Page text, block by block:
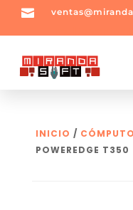

INICIO / CÓMPUTO
POWEREDGE T350